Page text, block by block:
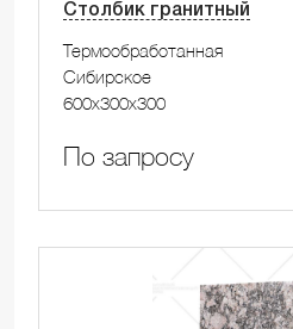
Столбик гранитный
Термообработанная
Сибирское
600x300x300
По запросу